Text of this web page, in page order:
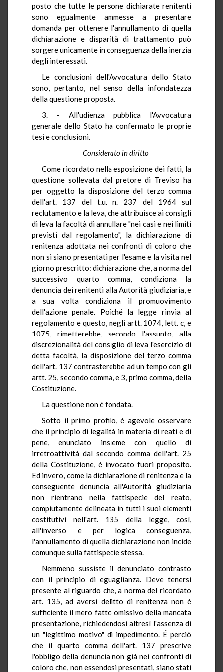
posto che tutte le persone dichiarate renitenti
sono egualmente ammesse a presentare
domanda per ottenere l'annullamento di quella
dichiarazione e disparità di trattamento può
sorgere unicamente in conseguenza della inerzia
degli interessati.
Le conclusioni dell'Avvocatura dello Stato
sono, pertanto, nel senso della infondatezza
della questione proposta.
3. - All'udienza pubblica l'Avvocatura
generale dello Stato ha confermato le proprie
tesi e conclusioni.
Considerato in diritto
Come ricordato nella esposizione dei fatti, la
questione sollevata dal pretore di Treviso ha
per oggetto la disposizione del terzo comma
dell'art. 137 del t.u. n. 237 del 1964 sul
reclutamento e la leva, che attribuisce ai consigli
di leva la facoltà di annullare "nei casi e nei limiti
previsti dal regolamento", la dichiarazione di
renitenza adottata nei confronti di coloro che
non si siano presentati per l'esame e la visita nel
giorno prescritto: dichiarazione che, a norma del
successivo quarto comma, condiziona la
denuncia dei renitenti alla Autorità giudiziaria, e
a sua volta condiziona il promuovimento
dell'azione penale. Poiché la legge rinvia al
regolamento e questo, negli artt. 1074, lett. c, e
1075, rimetterebbe, secondo l'assunto, alla
discrezionalità del consiglio di leva l'esercizio di
detta facoltà, la disposizione del terzo comma
dell'art. 137 contrasterebbe ad un tempo con gli
artt. 25, secondo comma, e 3, primo comma, della
Costituzione.
La questione non é fondata.
Sotto il primo profilo, é agevole osservare
che il principio di legalità in materia di reati e di
pene, enunciato insieme con quello di
irretroattività dal secondo comma dell'art. 25
della Costituzione, é invocato fuori proposito.
Ed invero, come la dichiarazione di renitenza e la
conseguente denuncia all'Autorità giudiziaria
non rientrano nella fattispecie del reato,
compiutamente delineata in tutti i suoi elementi
costitutivi nell'art. 135 della legge, così,
all'inverso e per logica conseguenza,
l'annullamento di quella dichiarazione non incide
comunque sulla fattispecie stessa.
Nemmeno sussiste il denunciato contrasto
con il principio di eguaglianza. Deve tenersi
presente al riguardo che, a norma del ricordato
art. 135, ad aversi delitto di renitenza non é
sufficiente il mero fatto omissivo della mancata
presentazione, richiedendosi altresì l'assenza di
un "legittimo motivo" di impedimento. É perciò
che il quarto comma dell'art. 137 prescrive
l'obbligo della denuncia non già nei confronti di
coloro che, non essendosi presentati, siano stati